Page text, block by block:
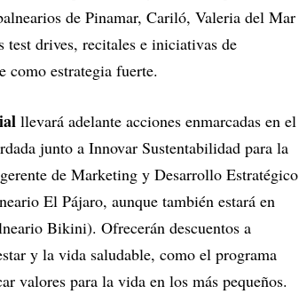
de Pinamar, Cariló, Valeria del Mar
test drives, recitales e iniciativas de
como estrategia fuerte.
llevará adelante acciones enmarcadas en el
junto a Innovar Sustentabilidad para la
de Marketing y Desarrollo Estratégico
El Pájaro, aunque también estará en
Bikini). Ofrecerán descuentos a
y la vida saludable, como el programa
valores para la vida en los más pequeños.